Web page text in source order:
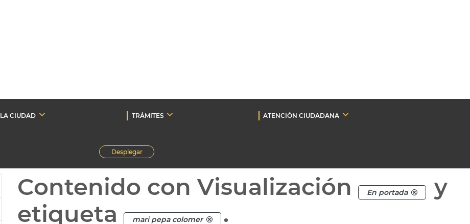
LA CIUDAD TRÁMITES
ATENCIÓN CIUDADANA
Desplegar
Contenido con Visualización En portada
y
etiqueta
mari pepa colomer .